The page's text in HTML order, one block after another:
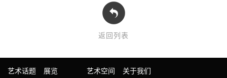
返回列表
艺术话题 展览 艺术空间 关于我们